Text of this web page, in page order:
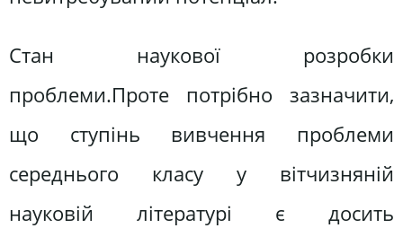
Стан наукової розробки
проблеми.Проте потрібно зазначити,
що ступінь вивчення проблеми
середнього класу у вітчизняній
науковій літературі є досить